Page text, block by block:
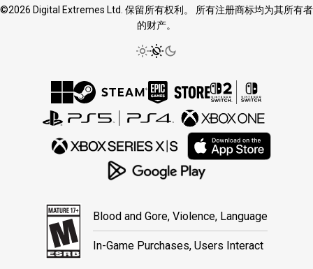
©2026 Digital Extremes Ltd. 保留所有权利。 所有注册商标均为其所有者
的财产。
Blood and Gore, Violence, Language
In-Game Purchases, Users Interact